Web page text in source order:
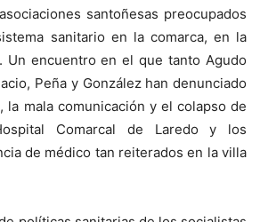
santoñesas preocupados
sanitario en la comarca, en la
Un encuentro en el que tanto Agudo
Peña y González han denunciado
la mala comunicación y el colapso de
Comarcal de Laredo y los
de médico tan reiterados en la villa